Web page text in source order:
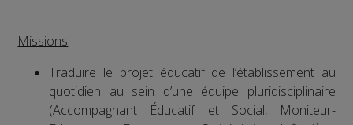
Missions :
Traduire le projet éducatif de l’établissement au
quotidien au sein d’une équipe pluridisciplinaire
(Accompagnant Éducatif et Social, Moniteur-